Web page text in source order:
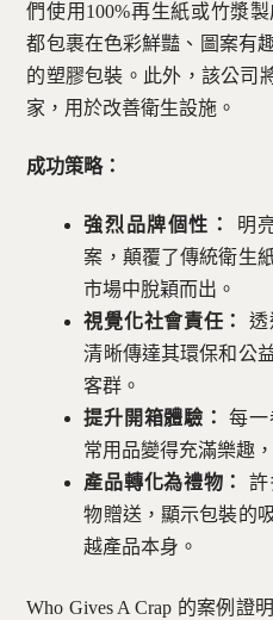
們使用100%再生紙或竹漿
都包裹在色彩鮮豔、圖案有
的塑膠包裝。此外，該公司
家，用於改善衛生設施。
成功策略：
強烈品牌個性：
明
案，顛覆了傳統衛生
市場中脫穎而出。
視覺化社會責任：
透
清晰傳達其環保和公
客群。
提升開箱體驗：
每一
常用品變得充滿樂趣
產品轉化為禮物：
許
物贈送，顯示包裝的
越產品本身。
Who Gives A Crap 的案例證